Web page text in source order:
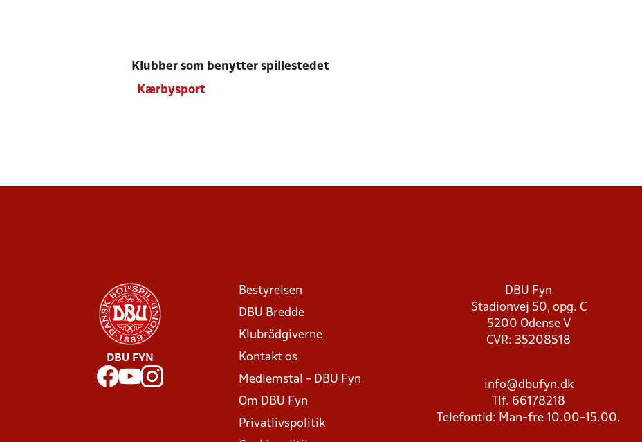
Klubber som benytter spillestedet
Kærbysport
DBU FYN
Bestyrelsen
DBU Bredde
Klubrådgiverne
Kontakt os
Medlemstal - DBU Fyn
Om DBU Fyn
Privatlivspolitik
DBU Fyn
Stadionvej 50, opg. C
5200 Odense V
CVR: 35208518
info@dbufyn.dk
Tlf. 66178218
Telefontid: Man-fre 10.00-15.00.